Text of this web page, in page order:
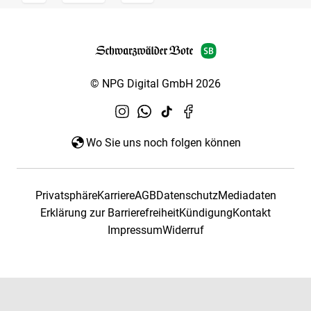
© NPG Digital GmbH 2026
Wo Sie uns noch folgen können
PrivatsphäreKarriereAGBDatenschutzMediadaten
Erklärung zur BarrierefreiheitKündigungKontakt
ImpressumWiderruf